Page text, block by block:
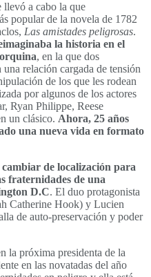
a cabo la que
popular de la novela de 1782
Las amistades peligrosas.
la historia en el
, en la que dos
relación cargada de tensión
de los que les rodean
por algunos de los actores
Ryan Philippe, Reese
un clásico. Ahora, 25 años
una nueva vida en formato
cambiar de localización para
fraternidades de una
D.C. El duo protagonista
Catherine Hook) y Lucien
de auto-preservación y poder
la próxima presidenta de la
en las novatadas del año